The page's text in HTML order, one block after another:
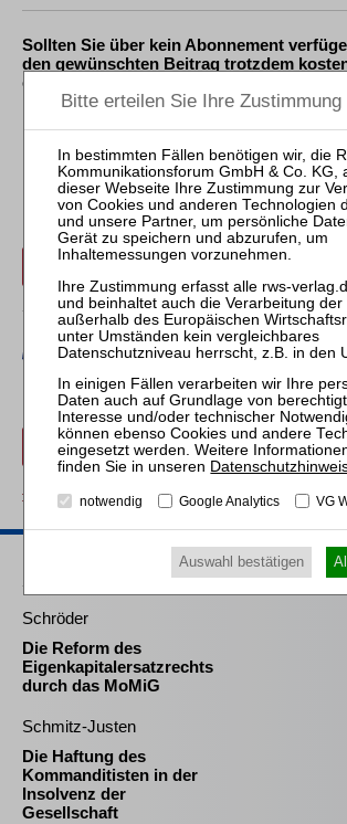
Sollten Sie über kein Abonnement
den gewünschten Beitrag trotzdem
erwerben:
Erwerben Sie den gewünschten Beitrag
Rechnung.
Beitrag für 21,90 € inkl. 7 % MwSt. kaufen
Erwerben Sie den gewünschten Beitrag
PayPal.
Beitrag für 21,90 € inkl. 7 % MwSt. kaufen
zurück
Passende Bücher
Schröder
Die Reform des
Eigenkapitalersatzrechts
durch das MoMiG
Schmitz-Justen
Die Haftung des
Kommanditisten in der
Insolvenz der
Gesellschaft
notwendig Google Analytics VG
Auswahl bestätigen